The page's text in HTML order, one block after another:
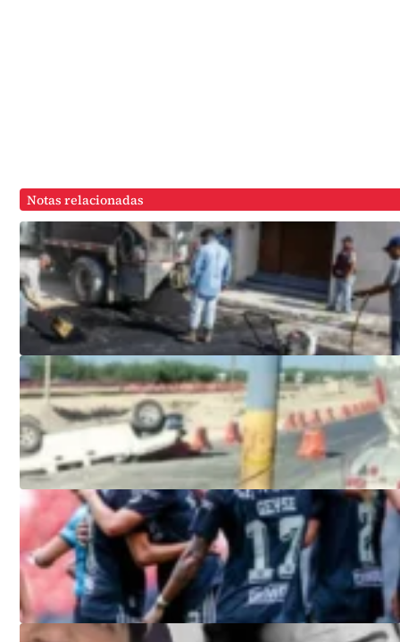
Notas relacionadas